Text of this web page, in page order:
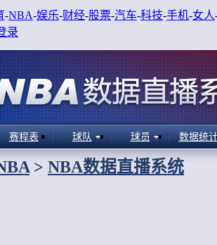
-NBA-娱乐-财经-股票-汽车-科技-手机-女人
录
赛程表 球队 球员 数据统
> NBA数据直播系统